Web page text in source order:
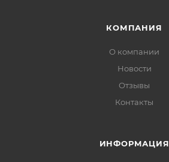
КОМПАНИЯ
О компании
Новости
Отзывы
Контакты
ИНФОРМАЦИЯ